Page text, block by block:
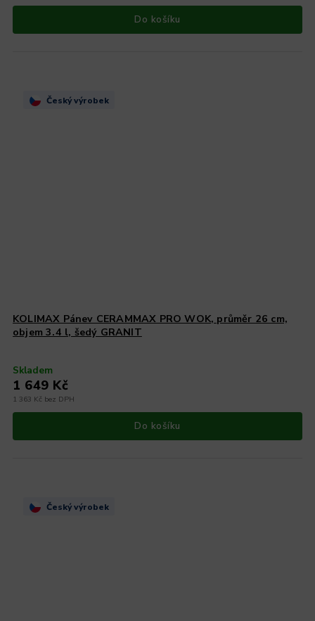
Do košíku
Český výrobek
KOLIMAX Pánev CERAMMAX PRO WOK, průměr 26 cm,
objem 3.4 l, šedý GRANIT
Skladem
1 363 Kč bez DPH
1 649 Kč
Do košíku
Český výrobek